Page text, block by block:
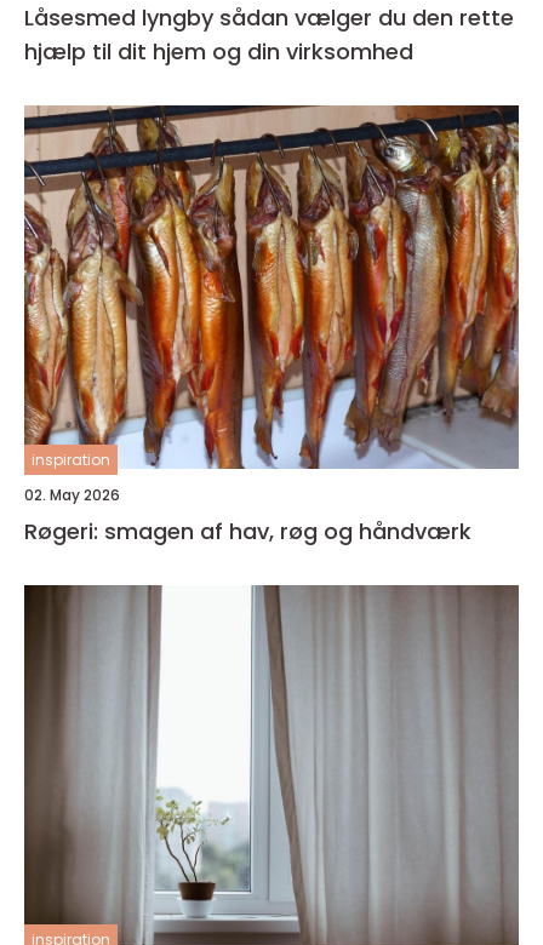
Låsesmed lyngby sådan vælger du den rette
hjælp til dit hjem og din virksomhed
inspiration
02. May 2026
Røgeri: smagen af hav, røg og håndværk
inspiration